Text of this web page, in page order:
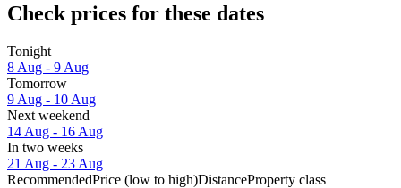
Check prices for these dates
Tonight
8 Aug - 9 Aug
Tomorrow
9 Aug - 10 Aug
Next weekend
14 Aug - 16 Aug
In two weeks
21 Aug - 23 Aug
RecommendedPrice (low to high)DistanceProperty class